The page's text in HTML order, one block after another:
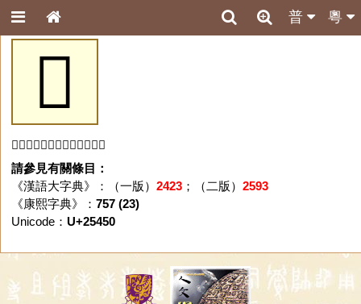
粵
普
𥑐
「𥑐」字未收錄於本資料庫。
請參見有關條目：
《漢語大字典》：（一版） 2423；（二版） 2593
《康熙字典》： 757 (23)
Unicode： U+25450